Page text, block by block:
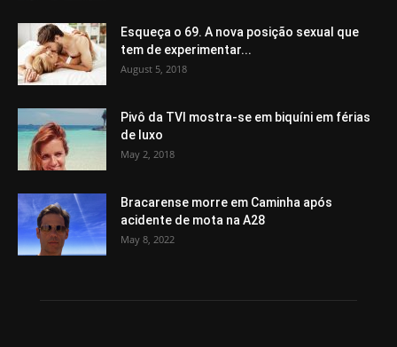
Esqueça o 69. A nova posição sexual que
tem de experimentar...
August 5, 2018
Pivô da TVI mostra-se em biquíni em férias
de luxo
May 2, 2018
Bracarense morre em Caminha após
acidente de mota na A28
May 8, 2022